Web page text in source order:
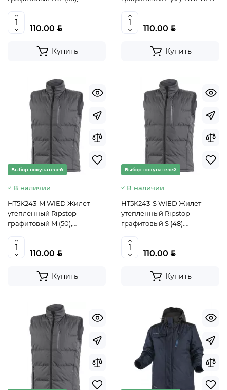
(PL)
110.00 BYN
Купить
110.00 BYN
Купить
Выбор покупателей
В наличии
HT5K243-M WIED Жилет
утепленный Ripstop
графитовый M (50),
(CN)
110.00 BYN
Купить
Выбор покупателей
В наличии
HT5K243-S WIED Жилет
утепленный Ripstop
графитовый S (48).
(CN)
110.00 BYN
Купить